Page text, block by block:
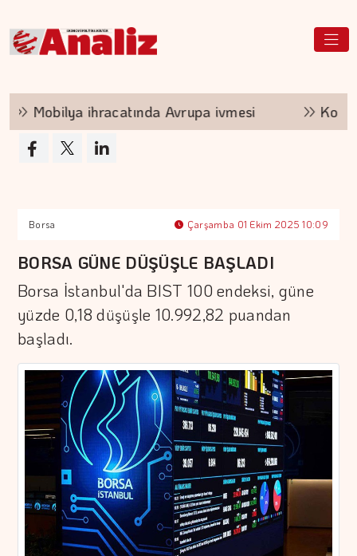
Mobilya ihracatında Avrupa ivmesi Kocaer
Borsa Çarşamba 01 Ekim 2025 10:09
BORSA GÜNE DÜŞÜŞLE BAŞLADI
Borsa İstanbul'da BIST 100 endeksi, güne
yüzde 0,18 düşüşle 10.992,82 puandan
başladı.